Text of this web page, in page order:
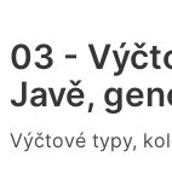
03 -
Javě,
Výčtové typy,